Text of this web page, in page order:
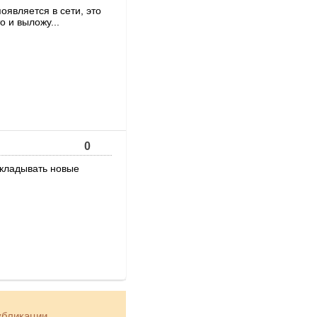
в сети, это
и выложу...
0
новые